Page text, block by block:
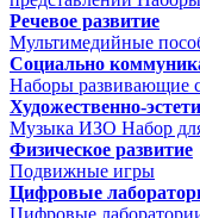
Речевое развитие
Мультимедийные
Социально
Наборы развивающие
Художественно-
Музыка ИЗО Набор
Физическое развитие
Подвижные игры
Цифровые
Цифровые